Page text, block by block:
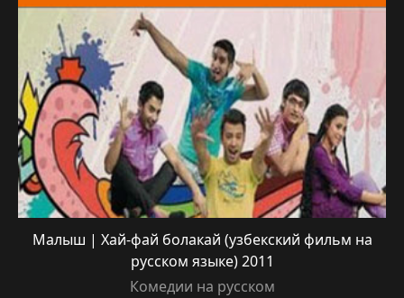
Малыш | Хай-фай болакай (узбекский фильм на
русском языке) 2011
Комедии на русском